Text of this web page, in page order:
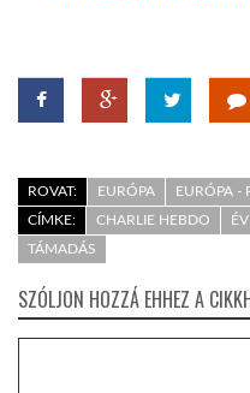
ROVAT: EURÓPA
EURÓPA -
CÍMKE:
CHARLIE HEBDO
TÁMADÁS
SZÓLJON HOZZÁ EHHEZ A